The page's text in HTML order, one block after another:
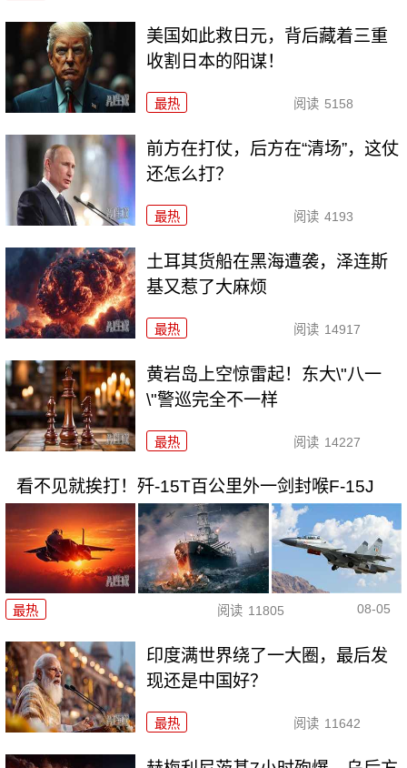
美国如此救日元，背后藏着三重
收割日本的阳谋！
最热 阅读 5158
前方在打仗，后方在“清场”，这仗
还怎么打？
最热 阅读 4193
土耳其货船在黑海遭袭，泽连斯
基又惹了大麻烦
最热 阅读 14917
黄岩岛上空惊雷起！东大\"八一
\"警巡完全不一样
最热 阅读 14227
看不见就挨打！歼-15T百公里外一剑封喉F-15J
最热 阅读 11805 08-05
印度满世界绕了一大圈，最后发
现还是中国好？
最热 阅读 11642